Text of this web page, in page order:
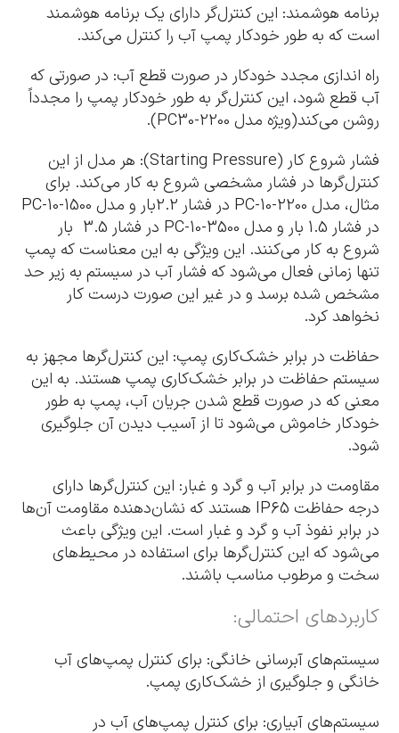
برنامه هوشمند: این کنترل‌گر دارای یک برنامه هوشمند
است که به طور خودکار پمپ آب را کنترل می‌کند.
راه اندازی مجدد خودکار در صورت قطع آب: در صورتی که
آب قطع شود، این کنترل‌گر به طور خودکار پمپ را مجدداً
روشن می‌کند(ویژه مدل PC30-2200).
فشار شروع کار (Starting Pressure): هر مدل از این
کنترل‌گرها در فشار مشخصی شروع به کار می‌کند. برای
مثال، مدل PC-10-2200 در فشار 2.2بار و مدل PC-10-1500
در فشار 1.5 بار و مدل PC-10-3500 در فشار 3.5 بار
شروع به کار می‌کنند. این ویژگی به این معناست که پمپ
تنها زمانی فعال می‌شود که فشار آب در سیستم به زیر حد
مشخص شده برسد و در غیر این صورت درست کار
نخواهد کرد.
حفاظت در برابر خشک‌کاری پمپ: این کنترل‌گرها مجهز به
سیستم حفاظت در برابر خشک‌کاری پمپ هستند. به این
معنی که در صورت قطع شدن جریان آب، پمپ به طور
خودکار خاموش می‌شود تا از آسیب دیدن آن جلوگیری
شود.
مقاومت در برابر آب و گرد و غبار: این کنترل‌گرها دارای
درجه حفاظت IP65 هستند که نشان‌دهنده مقاومت آن‌ها
در برابر نفوذ آب و گرد و غبار است. این ویژگی باعث
می‌شود که این کنترل‌گرها برای استفاده در محیط‌های
سخت و مرطوب مناسب باشند.
کاربردهای احتمالی:
سیستم‌های آبرسانی خانگی: برای کنترل پمپ‌های آب
خانگی و جلوگیری از خشک‌کاری پمپ.
سیستم‌های آبیاری: برای کنترل پمپ‌های آب در